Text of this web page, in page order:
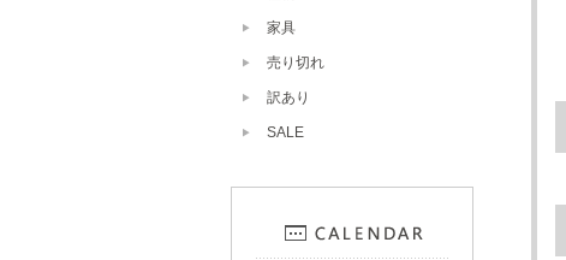
家具
売り切れ
訳あり
SALE